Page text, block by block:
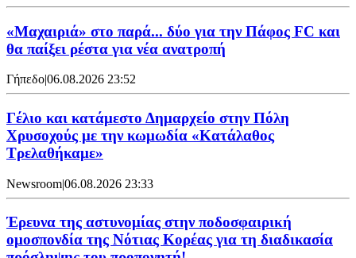
«Μαχαιριά» στο παρά... δύο για την Πάφος FC και
θα παίξει ρέστα για νέα ανατροπή
Γήπεδο|06.08.2026 23:52
Γέλιο και κατάμεστο Δημαρχείο στην Πόλη
Χρυσοχούς με την κωμωδία «Κατάλαθος
Τρελαθήκαμε»
Newsroom|06.08.2026 23:33
Έρευνα της αστυνομίας στην ποδοσφαιρική
ομοσπονδία της Νότιας Κορέας για τη διαδικασία